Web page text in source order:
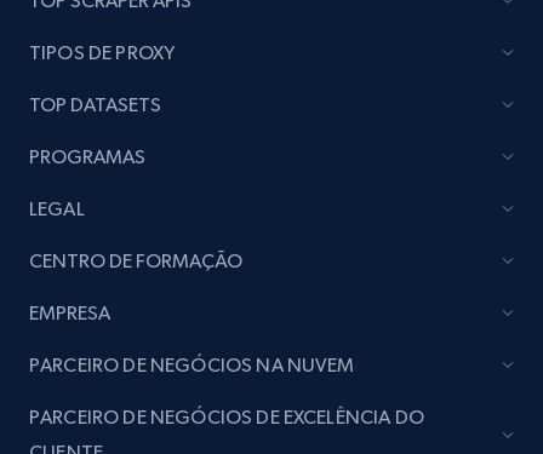
TIPOS DE PROXY
TOP DATASETS
PROGRAMAS
LEGAL
CENTRO DE FORMAÇÃO
EMPRESA
PARCEIRO DE NEGÓCIOS NA NUVEM
PARCEIRO DE NEGÓCIOS DE EXCELÊNCIA DO